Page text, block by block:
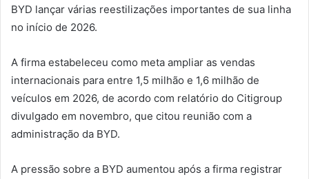
BYD lançar várias reestilizações importantes de sua linha
no início de 2026.
A firma estabeleceu como meta ampliar as vendas
internacionais para entre 1,5 milhão e 1,6 milhão de
veículos em 2026, de acordo com relatório do Citigroup
divulgado em novembro, que citou reunião com a
administração da BYD.
A pressão sobre a BYD aumentou após a firma registrar